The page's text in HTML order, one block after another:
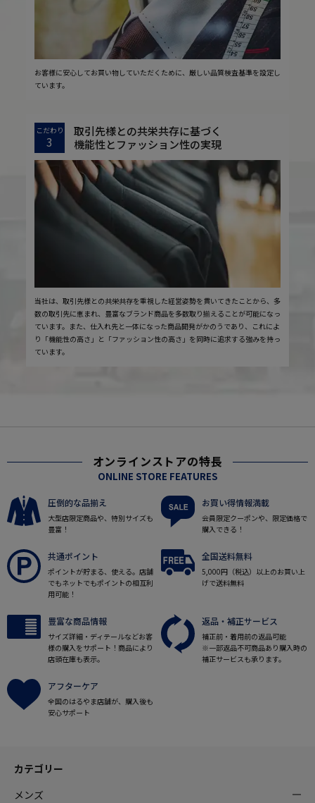
お客様に安心してお買い物していただくために、厳しい品質検査基準を設定し
ています。
こだわり
3
取引先様との共栄共存に基づく
機能性とファッション性の実現
当社は、取引先様との共栄共存を重視した経営姿勢を貫いてきたことから、多
数の取引先に恵まれ、豊富なブランド商品を多数取り揃えることが可能になっ
ています。また、仕入れ先と一体になった商品開発がかのうであり、これによ
り「機能性の高さ」と「ファッション性の高さ」を同時に追求する強みを持っ
ています。
オンラインストアの特長
ONLINE STORE FEATURES
圧倒的な品揃え
大型店限定商品や、特別サイズも
豊富！
お買い得情報満載
会員限定クーポンや、限定価格で
購入できる！
共通ポイント
ポイントが貯まる、使える。店舗
でもネットでもポイントの相互利
用可能！
全国送料無料
5,000円（税込）以上のお買い上
げで送料無料
豊富な商品情報
サイズ詳細・ディテールなどお客
様の購入をサポート！商品により
店頭在庫も表示。
返品・補正サービス
補正前・着用前の返品可能
※一部返品不可商品あり購入時の
補正サービスも承ります。
アフターケア
全国のはるやま店舗が、購入後も
安心サポート
カテゴリー
メンズ